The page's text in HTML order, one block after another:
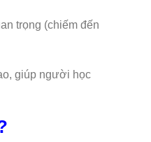
trọng (chiếm đến
giúp người học